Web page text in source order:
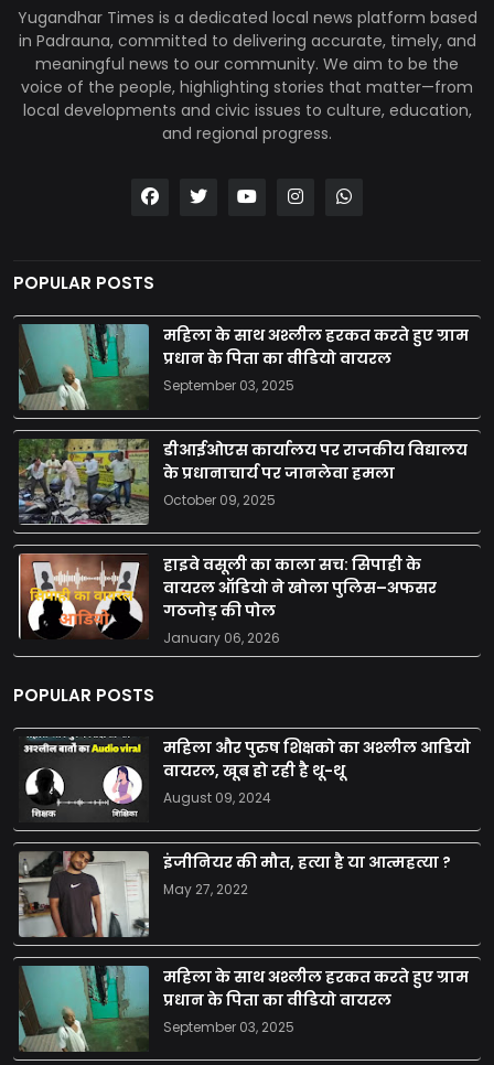
Yugandhar Times is a dedicated local news platform based
in Padrauna, committed to delivering accurate, timely, and
meaningful news to our community. We aim to be the
voice of the people, highlighting stories that matter—from
local developments and civic issues to culture, education,
and regional progress.
POPULAR POSTS
महिला के साथ अश्लील हरकत करते हुए ग्राम
प्रधान के पिता का वीडियो वायरल
September 03, 2025
डीआईओएस कार्यालय पर राजकीय विद्यालय
के प्रधानाचार्य पर जानलेवा हमला
October 09, 2025
हाइवे वसूली का काला सच: सिपाही के
वायरल ऑडियो ने खोला पुलिस–अफसर
गठजोड़ की पोल
January 06, 2026
POPULAR POSTS
महिला और पुरुष शिक्षको का अश्लील आडियो
वायरल, खूब हो रही है थू-थू
August 09, 2024
इंजीनियर की मौत, हत्या है या आत्महत्या ?
May 27, 2022
महिला के साथ अश्लील हरकत करते हुए ग्राम
प्रधान के पिता का वीडियो वायरल
September 03, 2025